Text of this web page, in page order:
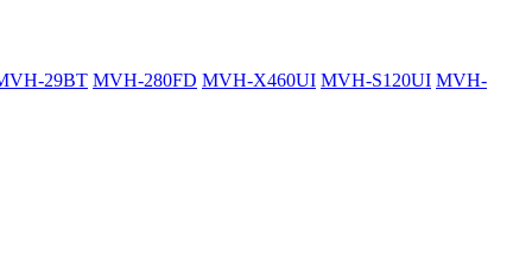
29BT MVH-280FD MVH-X460UI MVH-S120UI MVH-